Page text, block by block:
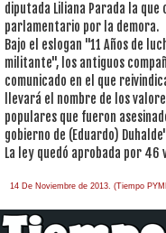
diputada Liliana Parada la
parlamentario por la demora.
Bajo el eslogan "11 Años de
militante", los antiguos
comunicado en el que
llevará el nombre de los
populares que fueron
gobierno de (Eduardo)
La ley quedó aprobada por
14 De Noviembre de 2013. (Tiempo